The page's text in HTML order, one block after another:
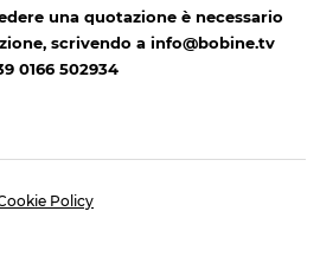
una quotazione è necessario
scrivendo a info@bobine.tv
0166 502934
Policy